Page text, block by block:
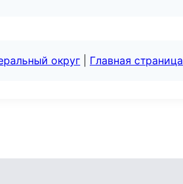
округ Главная страница